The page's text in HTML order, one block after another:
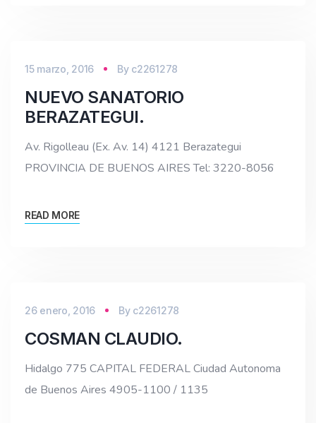
15 marzo, 2016 By c2261278
NUEVO SANATORIO
BERAZATEGUI.
Av. Rigolleau (Ex. Av. 14) 4121 Berazategui
PROVINCIA DE BUENOS AIRES Tel: 3220-8056
READ MORE
26 enero, 2016 By c2261278
COSMAN CLAUDIO.
Hidalgo 775 CAPITAL FEDERAL Ciudad Autonoma
de Buenos Aires 4905-1100 / 1135